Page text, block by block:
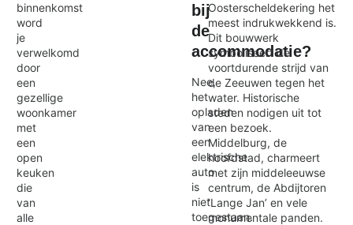
binnenkomst
word
je
verwelkomd
door
een
gezellige
woonkamer
met
een
open
keuken
die
van
alle
bij
de
accommodatie?
Nee,
het
opladen
van
een
elektrische
auto
is
niet
toegestaan.
Oosterscheldekering het
meest indrukwekkend is.
Dit bouwwerk
symboliseert de
voortdurende strijd van
de Zeeuwen tegen het
water. Historische
steden nodigen uit tot
een bezoek.
Middelburg, de
hoofdstad, charmeert
met zijn middeleeuwse
centrum, de Abdijtoren
‘Lange Jan’ en vele
monumentale panden.